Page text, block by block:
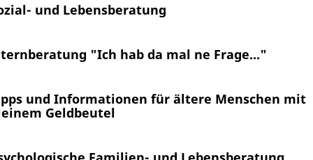
und Lebensberatung
"Ich hab da mal ne Frage..."
und Informationen für ältere Menschen mit
Geldbeutel